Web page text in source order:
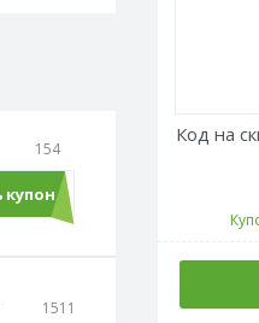
154
1511
Код на